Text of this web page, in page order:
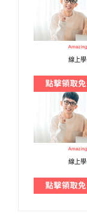
線上學
線上學